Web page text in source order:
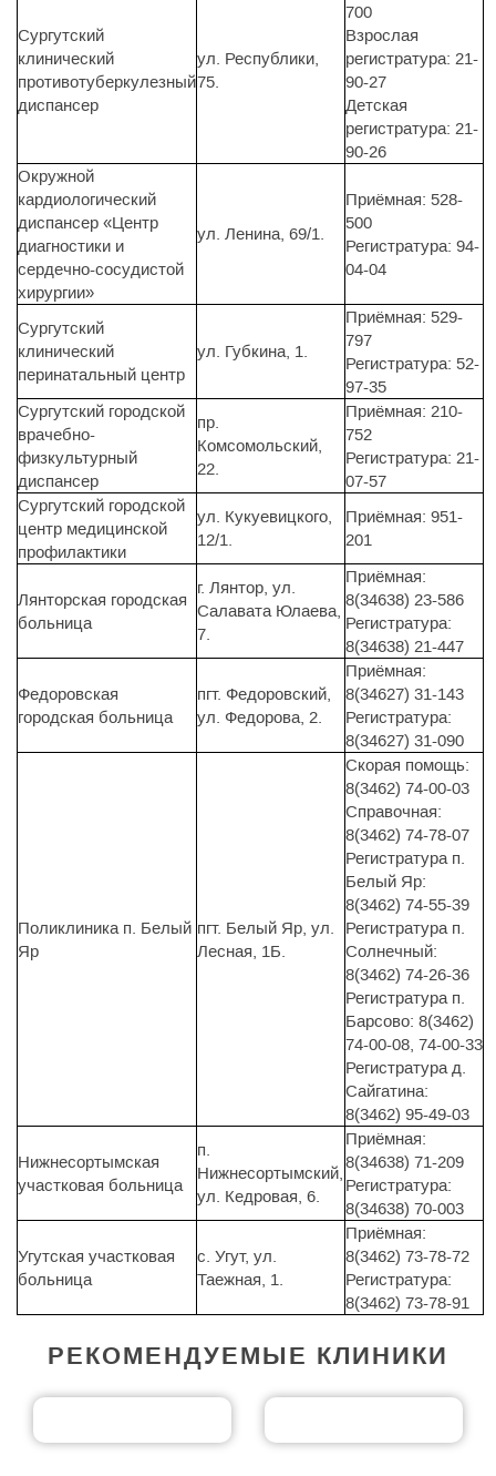
Сургутский
клинический
противотуберкулезный
диспансер
ул. Республики,
75.
700
Взрослая
регистратура: 21-
90-27
Детская
регистратура: 21-
90-26
Окружной
кардиологический
диспансер «Центр
диагностики и
сердечно-сосудистой
хирургии»
ул. Ленина, 69/1.
Приёмная: 528-
500
Регистратура: 94-
04-04
Сургутский
клинический
перинатальный центр
ул. Губкина, 1.
Приёмная: 529-
797
Регистратура: 52-
97-35
Сургутский городской
врачебно-
физкультурный
диспансер
пр.
Комсомольский,
22.
Приёмная: 210-
752
Регистратура: 21-
07-57
Сургутский городской
центр медицинской
профилактики
ул. Кукуевицкого,
12/1.
Приёмная: 951-
201
Лянторская городская
больница
г. Лянтор, ул.
Салавата Юлаева,
7.
Приёмная:
8(34638) 23-586
Регистратура:
8(34638) 21-447
Федоровская
городская больница
пгт. Федоровский,
ул. Федорова, 2.
Приёмная:
8(34627) 31-143
Регистратура:
8(34627) 31-090
Поликлиника п. Белый
Яр
пгт. Белый Яр, ул.
Лесная, 1Б.
Скорая помощь:
8(3462) 74-00-03
Справочная:
8(3462) 74-78-07
Регистратура п.
Белый Яр:
8(3462) 74-55-39
Регистратура п.
Солнечный:
8(3462) 74-26-36
Регистратура п.
Барсово: 8(3462)
74-00-08, 74-00-33
Регистратура д.
Сайгатина:
8(3462) 95-49-03
Нижнесортымская
участковая больница
п.
Нижнесортымский,
ул. Кедровая, 6.
Приёмная:
8(34638) 71-209
Регистратура:
8(34638) 70-003
Угутская участковая
больница
с. Угут, ул.
Таежная, 1.
Приёмная:
8(3462) 73-78-72
Регистратура:
8(3462) 73-78-91
РЕКОМЕНДУЕМЫЕ КЛИНИКИ